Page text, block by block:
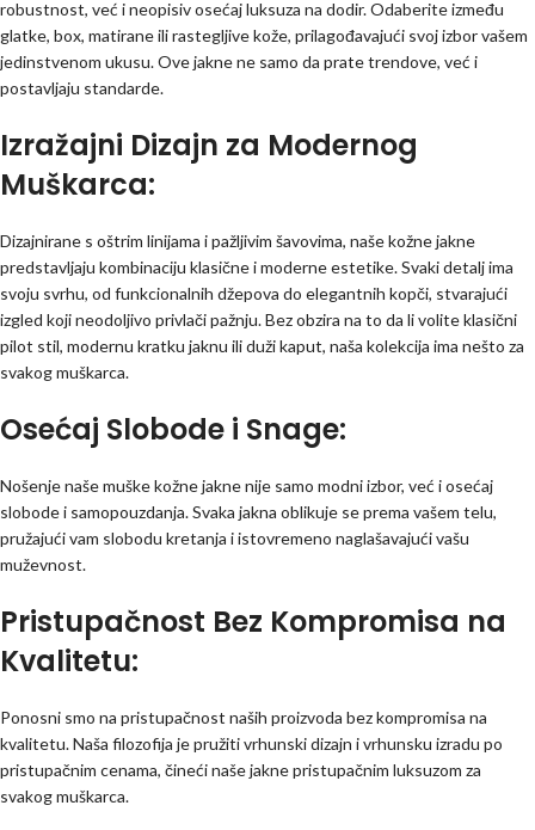
robustnost, već i neopisiv osećaj luksuza na dodir. Odaberite između
glatke, box, matirane ili rastegljive kože, prilagođavajući svoj izbor vašem
jedinstvenom ukusu. Ove jakne ne samo da prate trendove, već i
postavljaju standarde.
Izražajni Dizajn za Modernog
Muškarca:
Dizajnirane s oštrim linijama i pažljivim šavovima, naše kožne jakne
predstavljaju kombinaciju klasične i moderne estetike. Svaki detalj ima
svoju svrhu, od funkcionalnih džepova do elegantnih kopči, stvarajući
izgled koji neodoljivo privlači pažnju. Bez obzira na to da li volite klasični
pilot stil, modernu kratku jaknu ili duži kaput, naša kolekcija ima nešto za
svakog muškarca.
Osećaj Slobode i Snage:
Nošenje naše muške kožne jakne nije samo modni izbor, već i osećaj
slobode i samopouzdanja. Svaka jakna oblikuje se prema vašem telu,
pružajući vam slobodu kretanja i istovremeno naglašavajući vašu
muževnost.
Pristupačnost Bez Kompromisa na
Kvalitetu:
Ponosni smo na pristupačnost naših proizvoda bez kompromisa na
kvalitetu. Naša filozofija je pružiti vrhunski dizajn i vrhunsku izradu po
pristupačnim cenama, čineći naše jakne pristupačnim luksuzom za
svakog muškarca.